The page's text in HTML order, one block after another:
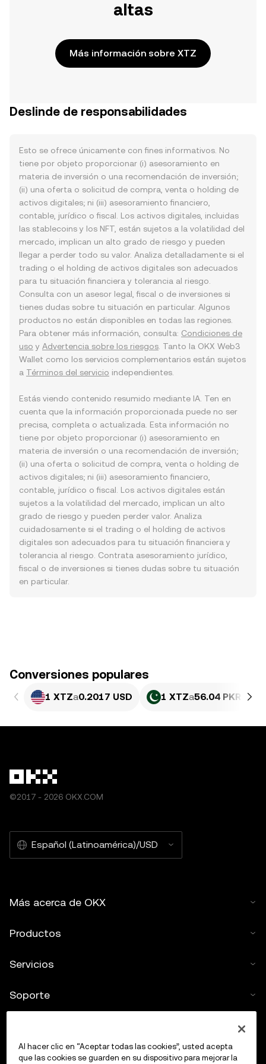
altas
Más información sobre XTZ
Deslinde de responsabilidades
Esto se ofrece únicamente con fines informativos. No
tiene por objeto proporcionar (i) asesoramiento en
materia de inversión o una recomendación de inversión;
(ii) una oferta o solicitud de compra, venta o holding de
activos digitales; ni (iii) asesoramiento financiero,
contable, jurídico o fiscal. Los activos digitales, incluidas
las stablecoins y los NFT, están sujetos a la volatilidad del
mercado, implican un alto grado de riesgo y pueden
llegar a perder todo su valor. Analiza detalladamente si el
trading o el holding de activos digitales son adecuados
para tu situación financiera y tolerancia al riesgo.
Consulta con un asesor legal, fiscal o de inversiones si
tienes dudas sobre tu situación en particular. Algunos
productos no están disponibles en todas las regiones.
Para obtener más información, consulta: Condiciones de
uso y Advertencia sobre los riesgos . Tanto la OKX Web3
Wallet como los servicios complementarios están sujetos
a Términos del servicio independientes.
Estás viendo contenido resumido mediante IA. Ten en
cuenta que la información proporcionada puede no ser
precisa, completa o actualizada. Esta información no
tiene por objeto proporcionar (i) asesoramiento en
materia de inversión o una recomendación de inversión;
(ii) una oferta o solicitud de compra, venta o holding de
activos digitales; ni (iii) asesoramiento financiero,
contable, jurídico o fiscal. Los activos digitales están
sujetos a la volatilidad del mercado, implican un alto
grado de riesgo y pueden perder valor. Analiza
cuidadosamente si el trading o el holding de activos
digitales son adecuados para tu situación financiera y
tolerancia al riesgo. Contrata asesoramiento jurídico,
fiscal o de inversiones si tienes dudas sobre tu situación
en particular.
Conversiones populares
1 XTZa0.2017 USD 1 XTZa56.04 PKR
©2017 - 2026 OKX.COM
Español (Latinoamérica)/USD
Más acerca de OKX
Productos
Servicios
Soporte
Calculadora de criptomonedas
Al hacer clic en “Aceptar todas las cookies”, usted acepta
que las cookies se guarden en su dispositivo para mejorar la